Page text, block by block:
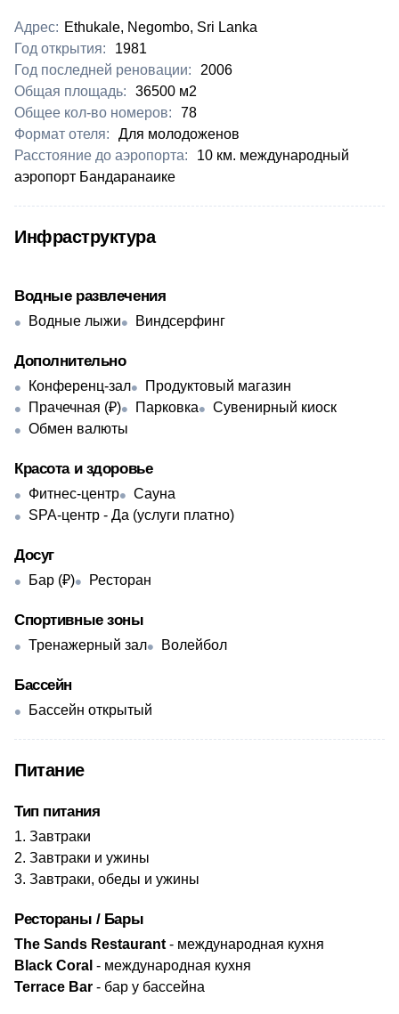
Адрес: Ethukale, Negombo, Sri Lanka
Год открытия:
1981
Год последней реновации:
2006
Общая площадь:
36500 м2
Общее кол-во номеров:
78
Формат отеля:
Для молодоженов
Расстояние до аэропорта:
10 км. международный
аэропорт Бандаранаике
Инфраструктура
Водные развлечения
Водные лыжи Виндсерфинг
Дополнительно
Конференц-зал
Продуктовый магазин
Прачечная (₽)
Парковка
Сувенирный киоск
Обмен валюты
Красота и здоровье
Фитнес-центр
Сауна
SPA-центр - Да (услуги платно)
Досуг
Бар (₽) Ресторан
Спортивные зоны
Тренажерный зал Волейбол
Бассейн
Бассейн открытый
Питание
Тип питания
Завтраки
Завтраки и ужины
Завтраки, обеды и ужины
Рестораны / Бары
The Sands Restaurant - международная кухня
Black Coral - международная кухня
Terrace Bar - бар у бассейна